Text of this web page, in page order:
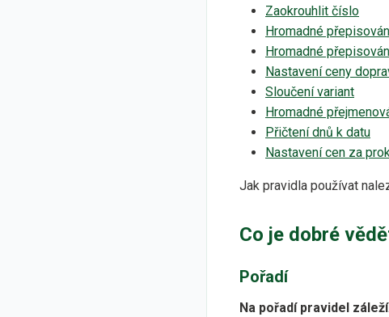
Zaokrouhlit číslo
Hromadné
Hromadné
Nastavení ceny
Sloučení variant
Hromadné
Přičtení dnů k datu
Nastavení cen za
Jak pravidla používat
Co je dobré
Pořadí
Na pořadí pravidel záleží